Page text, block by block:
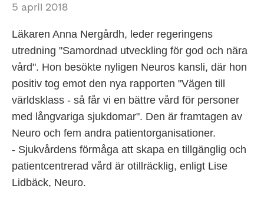
5 april 2018
Läkaren Anna Nergårdh, leder regeringens
utredning "Samordnad utveckling för god och nära
vård". Hon besökte nyligen Neuros kansli, där hon
positiv tog emot den nya rapporten "Vägen till
världsklass - så får vi en bättre vård för personer
med långvariga sjukdomar". Den är framtagen av
Neuro och fem andra patientorganisationer.
- Sjukvårdens förmåga att skapa en tillgänglig och
patientcentrerad vård är otillräcklig, enligt Lise
Lidbäck, Neuro.